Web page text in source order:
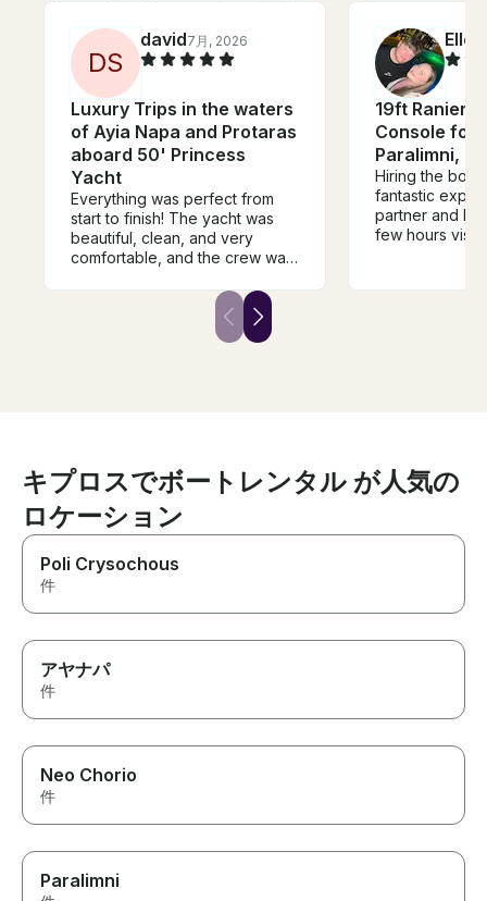
DS
david7月, 2026
Luxury Trips in the waters
of Ayia Napa and Protaras
aboard 50' Princess
Yacht
Everything was perfect from
start to finish! The yacht was
beautiful, clean, and very
comfortable, and the crew was
friendly, and attentive
throughout the trip. We had an
amazing time and truly enjoyed
Ellen
19ft Ranieri
Console for
Paralimni,
Hiring the boat
fantastic
partner and I
few hours
spotted turtles
An amazing
won’t forget,
キプロスでボートレンタル が人気の
ロケーション
Poli Crysochous
件
アヤナパ
件
Neo Chorio
件
Paralimni